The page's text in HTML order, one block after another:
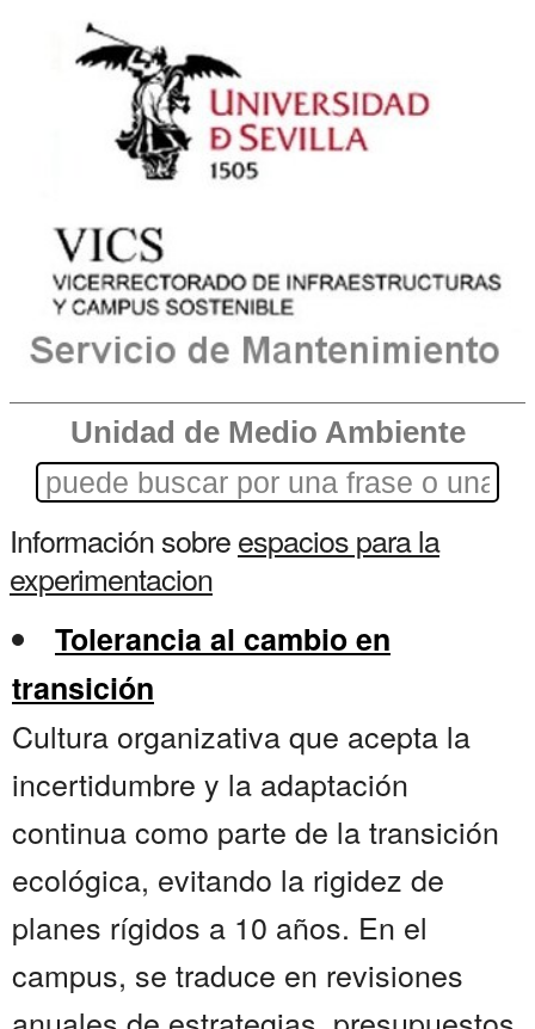
Unidad de Medio Ambiente
Información sobreespacios para la
experimentacion
Tolerancia al cambio en
transición
Cultura organizativa que acepta la
incertidumbre y la adaptación
continua como parte de la transición
ecológica, evitando la rigidez de
planes rígidos a 10 años. En el
campus, se traduce en revisiones